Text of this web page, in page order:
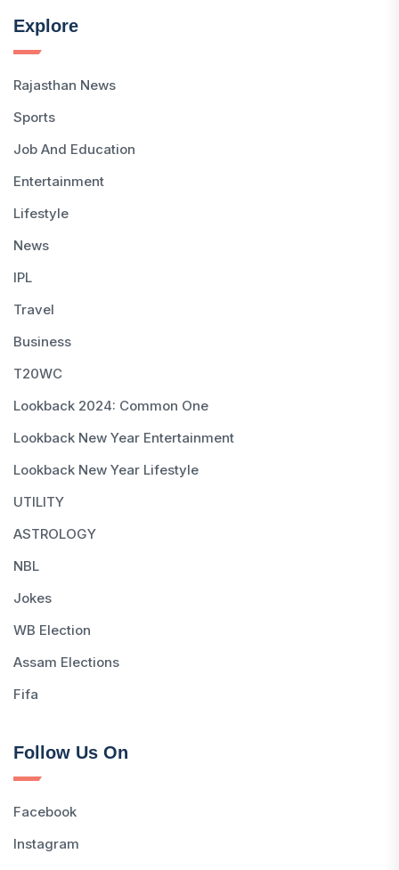
Explore
Rajasthan News
Sports
Job And Education
Entertainment
Lifestyle
News
IPL
Travel
Business
T20WC
Lookback 2024: Common One
Lookback New Year Entertainment
Lookback New Year Lifestyle
UTILITY
ASTROLOGY
NBL
Jokes
WB Election
Assam Elections
Fifa
Follow Us On
Facebook
Instagram